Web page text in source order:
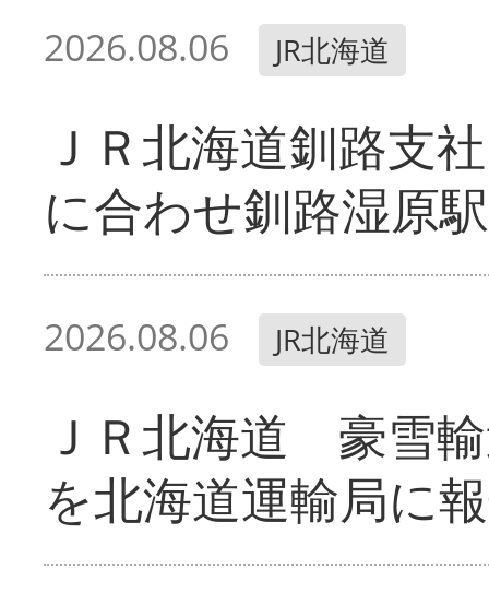
2026.08.06 JR北海道
ＪＲ北海道釧路支
に合わせ釧路湿原
2026.08.06 JR北海道
ＪＲ北海道 豪雪
を北海道運輸局に